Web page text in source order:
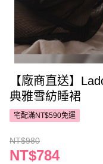
【廠商直送】
典雅雪紡睡裙
宅配滿NT$590免運
NT$980
NT$784